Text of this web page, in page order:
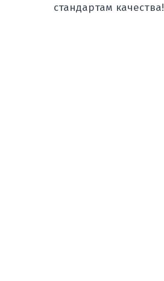
стандартам качества!